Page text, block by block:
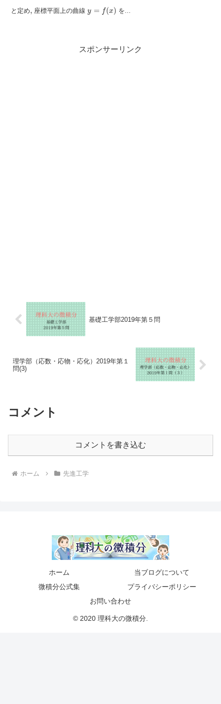
と定め,, 座標平面上の曲線y = f(x)
x) を...
スポンサーリンク
基礎工学部2019年第５問
理学部（応数・応物・応化）2019年第１
問(3)
コメント
コメントを書き込む
ホーム 先進工学
ホーム
当ブログについて
微積分公式集
プライバシーポリシー
お問い合わせ
© 2020 理科大の微積分.